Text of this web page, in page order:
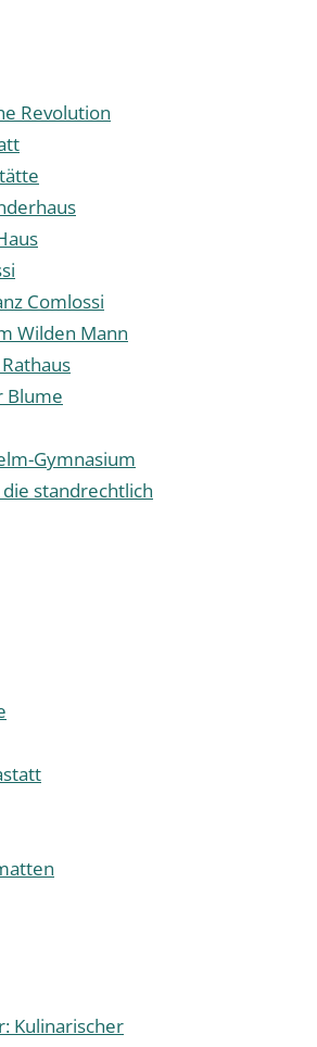
Revolution
Comlossi
Wilden Mann
Blume
Gymnasium
standrechtlich
Kulinarischer